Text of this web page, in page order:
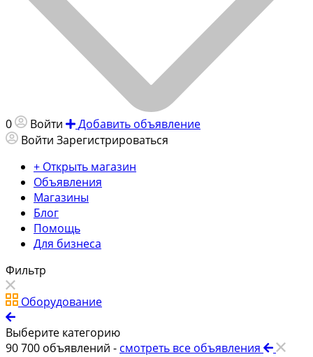
0 Войти
Добавить объявление
Войти Зарегистрироваться
+ Открыть магазин
Объявления
Магазины
Блог
Помощь
Для бизнеса
Фильтр
Оборудование
Выберите категорию
90 700 объявлений - смотреть все объявления